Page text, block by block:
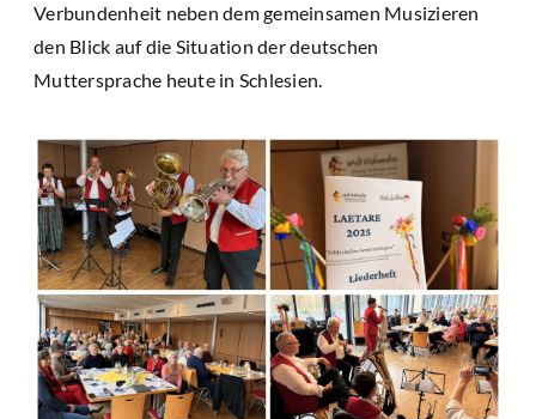
Verbundenheit neben dem gemeinsamen Musizieren
den Blick auf die Situation der deutschen
Muttersprache heute in Schlesien.